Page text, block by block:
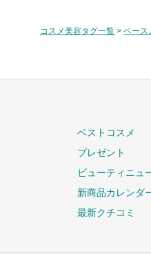
コスメ美容タグ一覧 > ベース
ベストコスメ
プレゼント
ビューティニュ
新商品カレンダ
最新クチコミ